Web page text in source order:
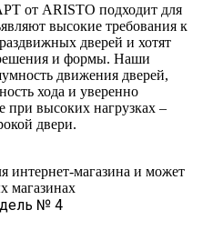
от ARISTO подходит для
высокие требования к
дверей и хотят
и формы. Наши
движения дверей,
хода и уверенно
при высоких нагрузках –
двери.
интернет-магазина и может
магазинах
№ 4